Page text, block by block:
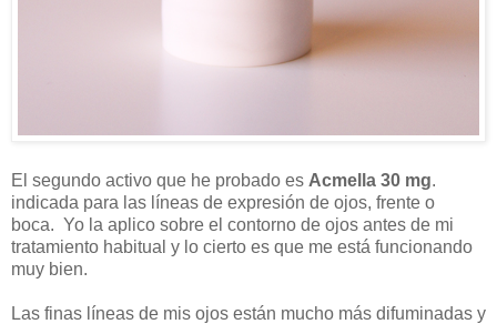
El segundo activo que he probado es Acmella 30 mg.
indicada para las líneas de expresión de ojos, frente o
boca. Yo la aplico sobre el contorno de ojos antes de mi
tratamiento habitual y lo cierto es que me está funcionando
muy bien.
Las finas líneas de mis ojos están mucho más difuminadas y